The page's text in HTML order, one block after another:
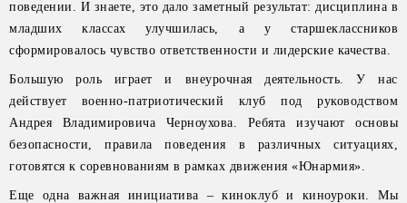
поведении. И знаете, это дало заметный результат: дисциплина в
младших классах улучшилась, а у старшеклассников
сформировалось чувство ответственности и лидерские качества.
Большую роль играет и внеурочная деятельность. У нас
действует военно-патриотический клуб под руководством
Андрея Владимировича Черноухова. Ребята изучают основы
безопасности, правила поведения в различных ситуациях,
готовятся к соревнованиям в рамках движения «Юнармия».
Еще одна важная инициатива – киноклуб и киноуроки. Мы